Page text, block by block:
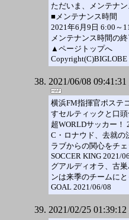
ただいま、メンテナン
■メンテナンス時間
2021年6月9日 6:00～
メンテナンス時間の
▲ページトップへ
Copyright(C)BIGLOBE
2021/06/08 09:41:31
横浜FM指揮官ポステ
すセルティックと口
超WORLDサッカー！
C・ロナウド、去就の
ラブからの関心をチェ
SOCCER KING 2021/
グアルディオラ、古
ンは来季のチームにと
GOAL 2021/06/08
2021/02/25 01:39:12